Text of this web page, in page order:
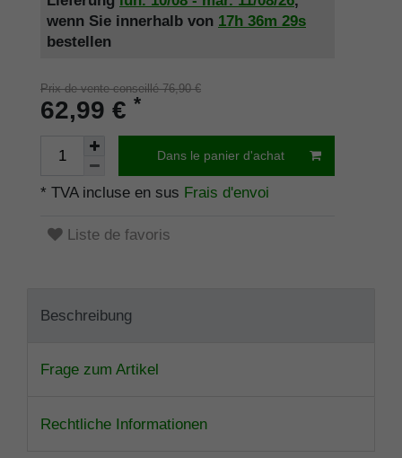
wenn Sie innerhalb von 17h 36m 29s
bestellen
Prix de vente conseillé 76,90 €
62,99 € *
Dans le panier d'achat
* TVA incluse en sus Frais d'envoi
Liste de favoris
Beschreibung
Frage zum Artikel
Rechtliche Informationen